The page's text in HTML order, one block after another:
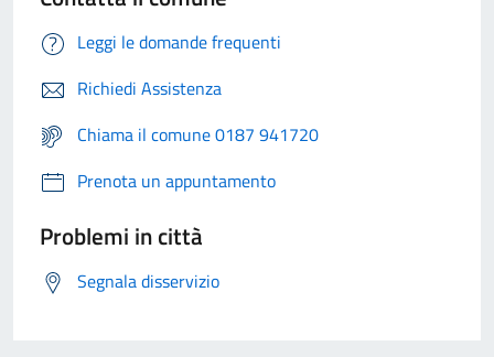
Leggi le domande frequenti
Richiedi Assistenza
Chiama il comune 0187 941720
Prenota un appuntamento
Problemi in città
Segnala disservizio